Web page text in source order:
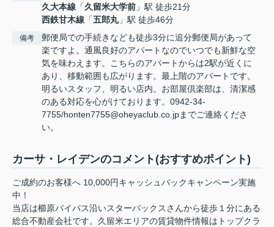
久大本線 「久留米大学前 」駅 徒歩21分
西鉄甘木線 「五郎丸」駅 徒歩46分
備考
郵便局での手続きなども徒歩3分に追分郵便局があって
楽ですよ。通風良好のアパートなのでいつでも新鮮な空
気を味わえます。こちらのアパートからは2駅が近くに
あり、移動範囲も広がります。最上階のアパートです。
明るいスタッフ、明るい店内。お部屋倶楽部は、清潔感
のある対応を心がけております。0942-34-
7755/honten7755@oheyaclub.co.jpまでご連絡くださ
い。
カーサ・レイデンのコメント(おすすめポイント)
ご成約のお客様へ 10,000円キャッシュバックキャンペーン実施
中！
当店は櫛原バイパス沿いスターバックスさんから徒歩１分にある
総合不動産会社です。久留米エリアの賃貸物件情報はトップクラ